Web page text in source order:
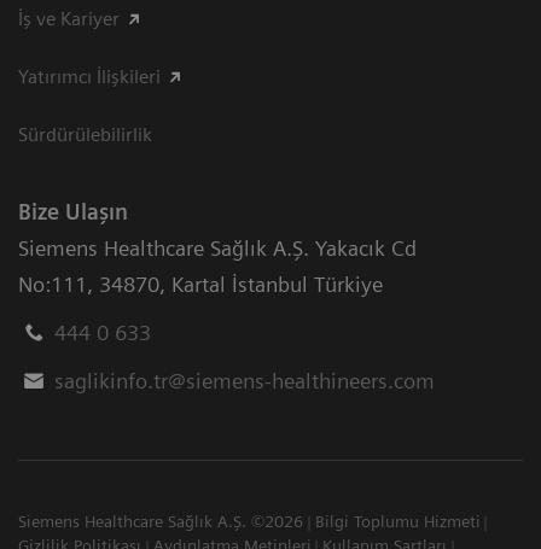
İş ve Kariyer
Yatırımcı İlişkileri
Sürdürülebilirlik
Bize Ulaşın
Siemens Healthcare Sağlık A.Ş. Yakacık Cd
No:111 , 34870, Kartal İstanbul Türkiye
444 0 633
saglikinfo.tr@siemens-healthineers.com
Siemens Healthcare Sağlık A.Ş. ©2026
Bilgi Toplumu Hizmeti